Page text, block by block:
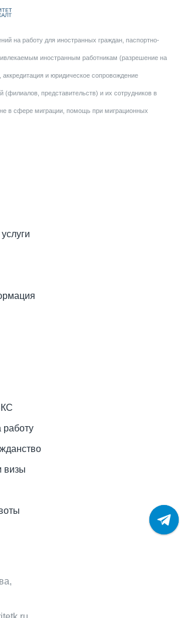
на работу для иностранных граждан, паспортно-
иностранным работникам (разрешение на
аккредитация и юридическое сопровождение
(филиалов, представительств) и их сотрудников в
в сфере миграции, помощь при миграционных
работу
визы